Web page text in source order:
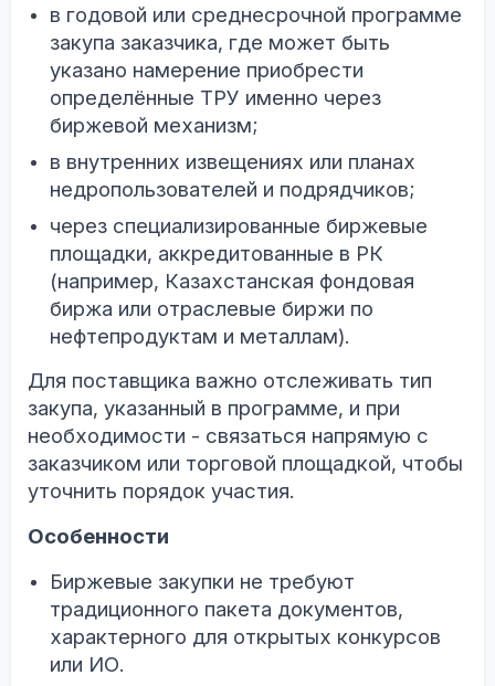
в годовой или среднесрочной программе
закупа заказчика, где может быть
указано намерение приобрести
определённые ТРУ именно через
биржевой механизм;
в внутренних извещениях или планах
недропользователей и подрядчиков;
через специализированные биржевые
площадки, аккредитованные в РК
(например, Казахстанская фондовая
биржа или отраслевые биржи по
нефтепродуктам и металлам).
Для поставщика важно отслеживать тип
закупа, указанный в программе, и при
необходимости - связаться напрямую с
заказчиком или торговой площадкой, чтобы
уточнить порядок участия.
Особенности
Биржевые закупки не требуют
традиционного пакета документов,
характерного для открытых конкурсов
или ИО.